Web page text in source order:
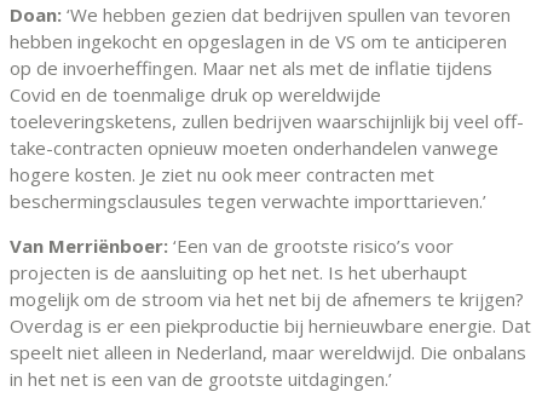
Doan: ‘We hebben gezien dat bedrijven spullen van tevoren
hebben ingekocht en opgeslagen in de VS om te anticiperen
op de invoerheffingen. Maar net als met de inflatie tijdens
Covid en de toenmalige druk op wereldwijde
toeleveringsketens, zullen bedrijven waarschijnlijk bij veel off-
take-contracten opnieuw moeten onderhandelen vanwege
hogere kosten. Je ziet nu ook meer contracten met
beschermingsclausules tegen verwachte importtarieven.’
Van Merriënboer: ‘Een van de grootste risico’s voor
projecten is de aansluiting op het net. Is het uberhaupt
mogelijk om de stroom via het net bij de afnemers te krijgen?
Overdag is er een piekproductie bij hernieuwbare energie. Dat
speelt niet alleen in Nederland, maar wereldwijd. Die onbalans
in het net is een van de grootste uitdagingen.’